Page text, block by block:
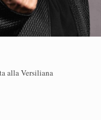
alla Versiliana